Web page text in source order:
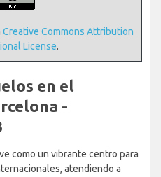
Creative Commons Attribution
License.
en el
-
como un vibrante centro para
atendiendo a